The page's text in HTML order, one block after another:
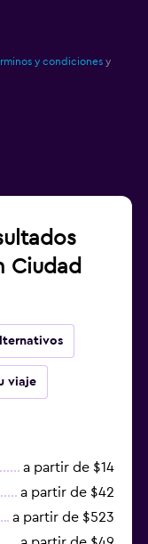
y condiciones y
Ciudad
viaje
a partir de $14
a partir de $42
a partir de $523